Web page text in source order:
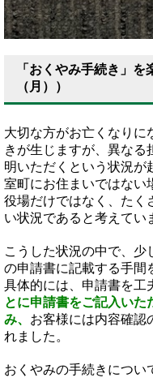
「おくやみ手続き」を
（月））
大切な方がお亡くなりに
きが生じますが、異なる
明いただくという状況が
室町にお住まいではない
役場だけではなく、たく
い状況であると考えてい
こうした状況の中で、少
の申請書に記載する手間
具体的には、申請書を工
とに申請書をご記入いた
み、 お客様には内容確認
れました。
おくやみの手続きについ